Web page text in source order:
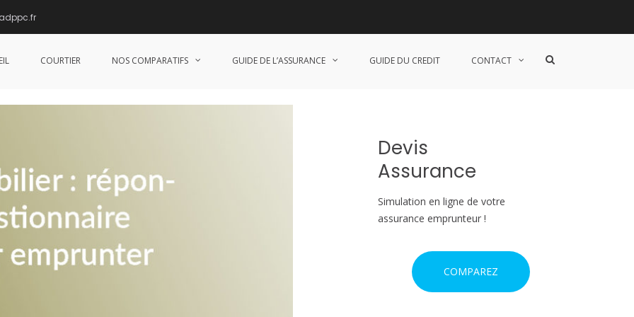
COURTIER NOS COMPARATIFS GUIDE DE L’ASSURANCE GUIDE DU CREDIT CONTACT
S
questionnaire médical pour emprunter
Devis
Assurance
Simulation en ligne de votre
assurance emprunteur !
COMPAREZ